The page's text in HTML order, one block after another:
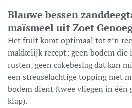
Blauwe bessen
maïsmeel uit Zoet
Het fruit komt optimaal tot z’n
makkelijk recept: geen bodem die
rusten, geen cakebeslag dat kan
een streuselachtige topping met
bodem dient (twee vliegen in één
klap).